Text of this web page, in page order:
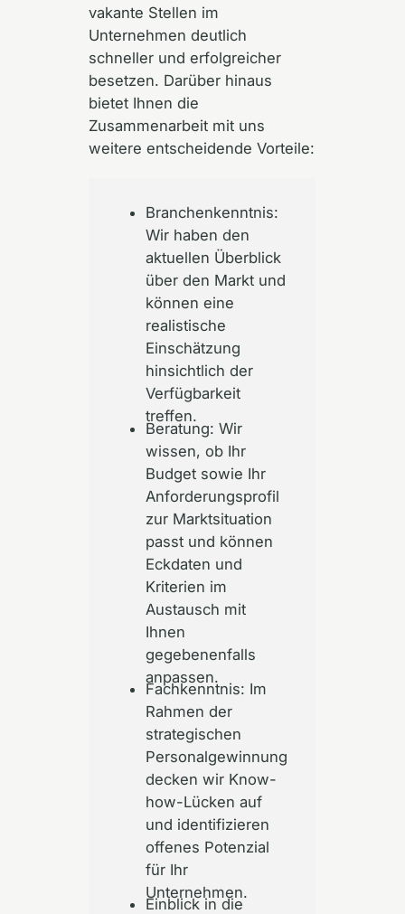
vakante Stellen im
Unternehmen deutlich
schneller und erfolgreicher
besetzen. Darüber hinaus
bietet Ihnen die
Zusammenarbeit mit uns
weitere entscheidende Vorteile:
Branchenkenntnis:
Wir haben den
aktuellen Überblick
über den Markt und
können eine
realistische
Einschätzung
hinsichtlich der
Verfügbarkeit
treffen.
Beratung: Wir
wissen, ob Ihr
Budget sowie Ihr
Anforderungsprofil
zur Marktsituation
passt und können
Eckdaten und
Kriterien im
Austausch mit
Ihnen
gegebenenfalls
anpassen.
Fachkenntnis: Im
Rahmen der
strategischen
Personalgewinnung
decken wir Know-
how-Lücken auf
und identifizieren
offenes Potenzial
für Ihr
Unternehmen.
Einblick in die